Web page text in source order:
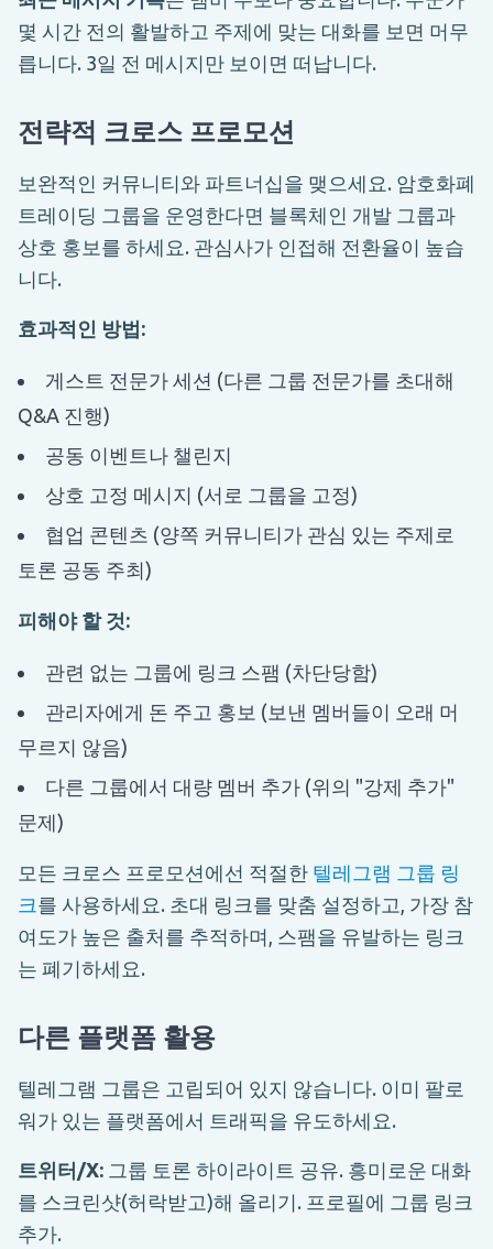
몇 시간 전의 활발하고 주제에 맞는 대화를 보면 머무
릅니다. 3일 전 메시지만 보이면 떠납니다.
전략적 크로스 프로모션
보완적인 커뮤니티와 파트너십을 맺으세요. 암호화폐
트레이딩 그룹을 운영한다면 블록체인 개발 그룹과
상호 홍보를 하세요. 관심사가 인접해 전환율이 높습
니다.
효과적인 방법:
게스트 전문가 세션 (다른 그룹 전문가를 초대해
Q&A 진행)
공동 이벤트나 챌린지
상호 고정 메시지 (서로 그룹을 고정)
협업 콘텐츠 (양쪽 커뮤니티가 관심 있는 주제로
토론 공동 주최)
피해야 할 것:
관련 없는 그룹에 링크 스팸 (차단당함)
관리자에게 돈 주고 홍보 (보낸 멤버들이 오래 머
무르지 않음)
다른 그룹에서 대량 멤버 추가 (위의 "강제 추가"
문제)
모든 크로스 프로모션에선 적절한 텔레그램 그룹 링
크를 사용하세요. 초대 링크를 맞춤 설정하고, 가장 참
여도가 높은 출처를 추적하며, 스팸을 유발하는 링크
는 폐기하세요.
다른 플랫폼 활용
텔레그램 그룹은 고립되어 있지 않습니다. 이미 팔로
워가 있는 플랫폼에서 트래픽을 유도하세요.
트위터/X: 그룹 토론 하이라이트 공유. 흥미로운 대화
를 스크린샷(허락받고)해 올리기. 프로필에 그룹 링크
추가.